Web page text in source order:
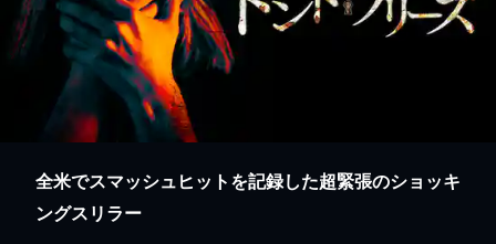
全米でスマッシュヒットを記録した超緊張のショッキ
ングスリラー